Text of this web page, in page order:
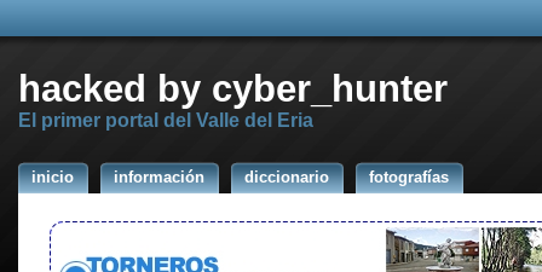
hacked by cyber_hunter
El primer portal del Valle del Eria
inicio información diccionario fotografías